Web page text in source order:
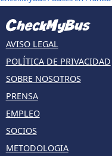
AVISO LEGAL
POLÍTICA DE PRIVACIDAD
SOBRE NOSOTROS
PRENSA
EMPLEO
SOCIOS
METODOLOGIA